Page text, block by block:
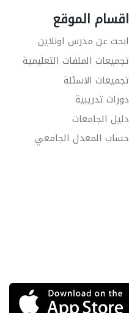
اقسام الموقع
ابحث عن مدرس اونلاين
تجميعات الملفات التعليمية
تجميعات الاسئلة
دورات تدريبية
دليل الجامعات
حساب المعدل الجامعي